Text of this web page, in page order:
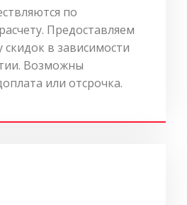
по
Предоставляем
скидок в зависимости
Возможны
или отсрочка.